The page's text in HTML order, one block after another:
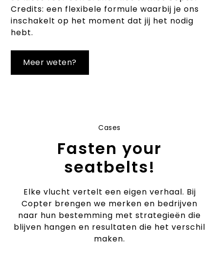
Credits: een flexibele formule waarbij je ons
inschakelt op het moment dat jij het nodig
hebt.
Meer weten?
Cases
Fasten your
seatbelts!
Elke vlucht vertelt een eigen verhaal. Bij
Copter brengen we merken en bedrijven
naar hun bestemming met strategieën die
blijven hangen en resultaten die het verschil
maken.